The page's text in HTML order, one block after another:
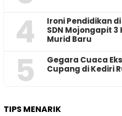
4
Ironi Pendidikan
SDN Mojongapit
Murid Baru
5
‎Gegara Cuaca
Cupang di Kediri
TIPS MENARIK